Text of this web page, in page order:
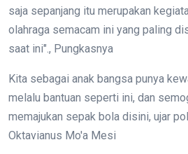
saja sepanjang itu merupakan
olahraga semacam ini yang paling
saat ini"., Pungkasnya
Kita sebagai anak bangsa punya
melalu bantuan seperti ini, dan
memajukan sepak bola disini, ujar
Oktavianus Mo'a Mesi